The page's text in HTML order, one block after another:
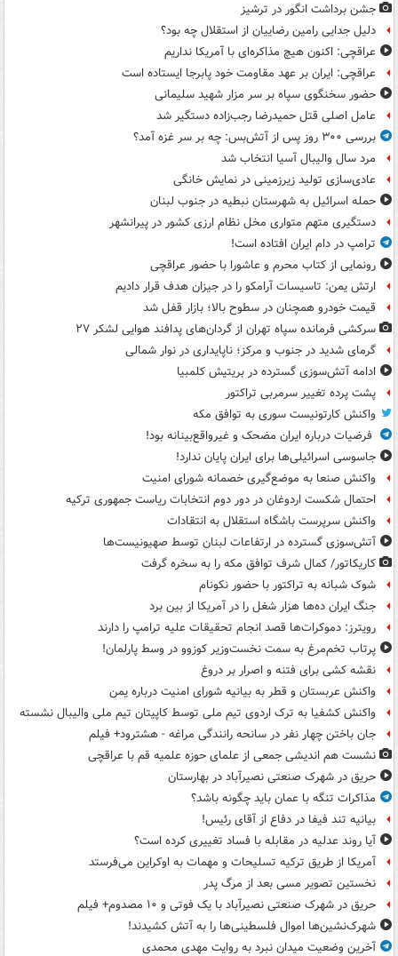
جشن برداشت انگور در ترشیز
دلیل جدایی رامین رضاییان از استقلال چه بود؟
عراقچی: اکنون هیچ مذاکره‌ای با آمریکا نداریم
عراقچی: ایران بر عهد مقاومت خود پابرجا ایستاده است
حضور سخنگوی سپاه بر سر مزار شهید سلیمانی
عامل اصلی قتل حمیدرضا رجب‌زاده دستگیر شد
بررسی ۳۰۰ روز پس از آتش‌بس: چه بر سر غزه آمد؟
مرد سال والیبال آسیا انتخاب شد
عادی‌سازی تولید زیرزمینی در نمایش خانگی
حمله اسرائیل به شهرستان نبطیه در جنوب لبنان
دستگیری متهم متواری مخل نظام ارزی کشور در پیرانشهر
ترامپ در دام ایران افتاده است!
رونمایی از کتاب محرم و عاشورا با حضور عراقچی
ارتش یمن: تاسیسات آرامکو را در جیزان هدف قرار دادیم
قیمت خودرو همچنان در سطوح بالا؛ بازار قفل شد
سرکشی فرمانده سپاه تهران از گردان‌های پدافند هوایی لشکر ۲۷
گرمای شدید در جنوب و مرکز؛ ناپایداری در نوار شمالی
ادامه آتش‌سوزی گسترده در بریتیش کلمبیا
پشت پرده تغییر سرمربی تراکتور
واکنش کارتونیست سوری به توافق مکه
فرضیات درباره ایران مضحک و غیرواقع‌بینانه بود!
جاسوسی اسرائیلی‌ها برای ایران پایان ندارد!
واکنش صنعا به موضع‌گیری خصمانه شورای امنیت
احتمال شکست اردوغان در دور دوم انتخابات ریاست جمهوری ترکیه
واکنش سرپرست باشگاه استقلال به انتقادات
آتش‌سوزی گسترده در ارتفاعات لبنان توسط صهیونیست‌ها
کاریکاتور/ کمال شرف توافق مکه را به سخره گرفت
شوک شبانه به تراکتور با حضور نکونام
جنگ ایران ده‌ها هزار شغل را در آمریکا از بین برد
رویترز: دموکرات‌ها قصد انجام تحقیقات علیه ترامپ را دارند
پرتاب تخم‌مرغ به سمت نخست‌وزیر کوزوو در وسط پارلمان!
نقشه کشی برای فتنه و اصرار بر دروغ
واکنش عربستان و قطر به بیانیه شورای امنیت درباره یمن
واکنش کشفیا به ترک اردوی تیم ملی توسط کاپیتان تیم ملی والیبال نشسته
جان باختن چهار نفر در سانحه رانندگی مراغه - هشترود+ فیلم
نشست هم اندیشی جمعی از علمای حوزه علمیه قم با عراقچی
حریق در شهرک صنعتی نصیرآباد در بهارستان
مذاکرات تنگه با عمان باید چگونه باشد؟
بیانیه تند فیفا در دفاع از آقای رئیس!
آیا روند عدلیه در مقابله با فساد تغییری کرده است؟
آمریکا از طریق ترکیه تسلیحات و مهمات به اوکراین می‌فرستد
نخستین تصویر مسی بعد از مرگ پدر
حریق در شهرک صنعتی نصیرآباد با یک فوتی و ۱۰ مصدوم+ فیلم
شهرک‌نشین‌ها اموال فلسطینی‌ها را به آتش کشیدند!
آخرین وضعیت میدان نبرد به روایت مهدی محمدی